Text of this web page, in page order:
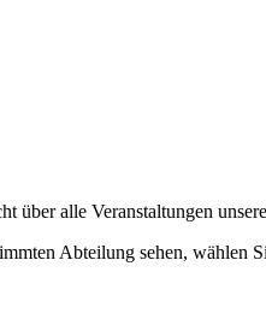
über alle Veranstaltungen
Abteilung sehen, wählen